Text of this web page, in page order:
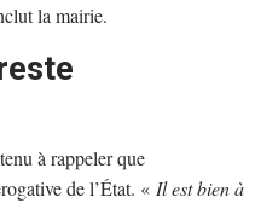
la mairie.
à rappeler que
de l’État. « Il est bien à